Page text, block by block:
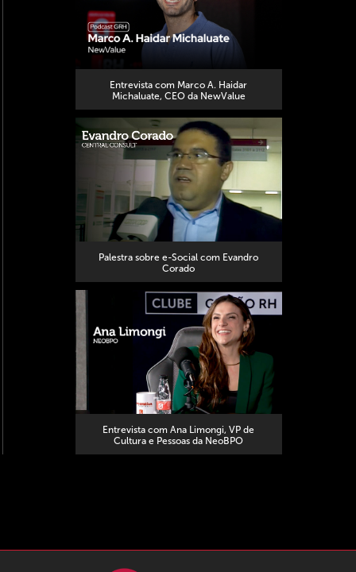
Entrevista com Marco A. Haidar
Michaluate, CEO da NewValue
Palestra sobre e-Social com Evandro
Corado
Entrevista com Ana Limongi, VP de
Cultura e Pessoas da NeoBPO